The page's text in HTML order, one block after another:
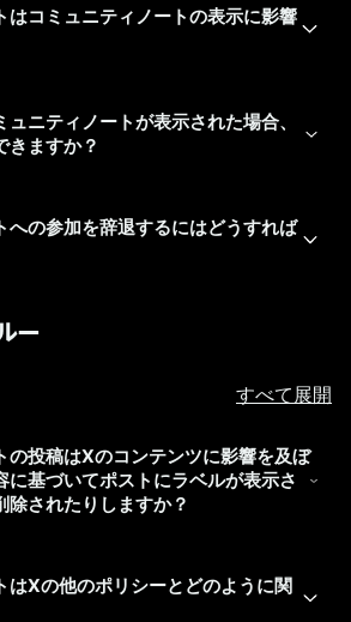
はコミュニティノートの表示に影響
ニティノートが表示された場合、
きますか？
への参加を辞退するにはどうすれば
ー
すべて展開
の投稿はXのコンテンツに影響を及ぼ
に基づいてポストにラベルが表示さ
除されたりしますか？
はXの他のポリシーとどのように関